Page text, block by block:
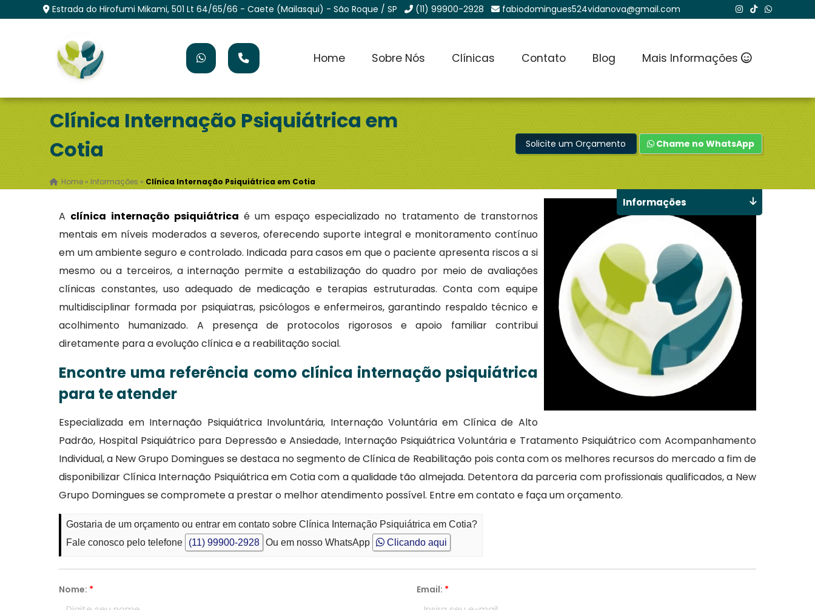
Estrada do Hirofumi Mikami, 501 Lt 64/65/66 - Caete (Mailasqui) - São Roque / SP (11) 99900-2928 fabiodomingues524vidanova@gmail.com
Home Sobre Nós Clínicas Contato Blog Mais Informações
Clínica Internação Psiquiátrica em
Cotia
Home » Informações » Clínica Internação Psiquiátrica em Cotia
Solicite um Orçamento Chame no WhatsApp
A clínica internação psiquiátrica é um espaço especializado no tratamento de transtornos
mentais em níveis moderados a severos, oferecendo suporte integral e monitoramento contínuo
em um ambiente seguro e controlado. Indicada para casos em que o paciente apresenta riscos a si
mesmo ou a terceiros, a internação permite a estabilização do quadro por meio de avaliações
clínicas constantes, uso adequado de medicação e terapias estruturadas. Conta com equipe
multidisciplinar formada por psiquiatras, psicólogos e enfermeiros, garantindo respaldo técnico e
acolhimento humanizado. A presença de protocolos rigorosos e apoio familiar contribui
diretamente para a evolução clínica e a reabilitação social.
Encontre uma referência como clínica internação psiquiátrica
para te atender
Especializada em Internação Psiquiátrica Involuntária, Internação Voluntária em Clínica de Alto
Padrão, Hospital Psiquiátrico para Depressão e Ansiedade, Internação Psiquiátrica Voluntária e Tratamento Psiquiátrico com Acompanhamento
Individual, a New Grupo Domingues se destaca no segmento de Clínica de Reabilitação pois conta com os melhores recursos do mercado a fim de
disponibilizar Clínica Internação Psiquiátrica em Cotia com a qualidade tão almejada. Detentora da parceria com profissionais qualificados, a New
Grupo Domingues se compromete a prestar o melhor atendimento possível. Entre em contato e faça um orçamento.
Gostaria de um orçamento ou entrar em contato sobre Clínica Internação Psiquiátrica em Cotia?
Fale conosco pelo telefone
(11) 99900-2928 Ou em nosso WhatsApp Clicando aqui
Nome: * Email: *
Informações